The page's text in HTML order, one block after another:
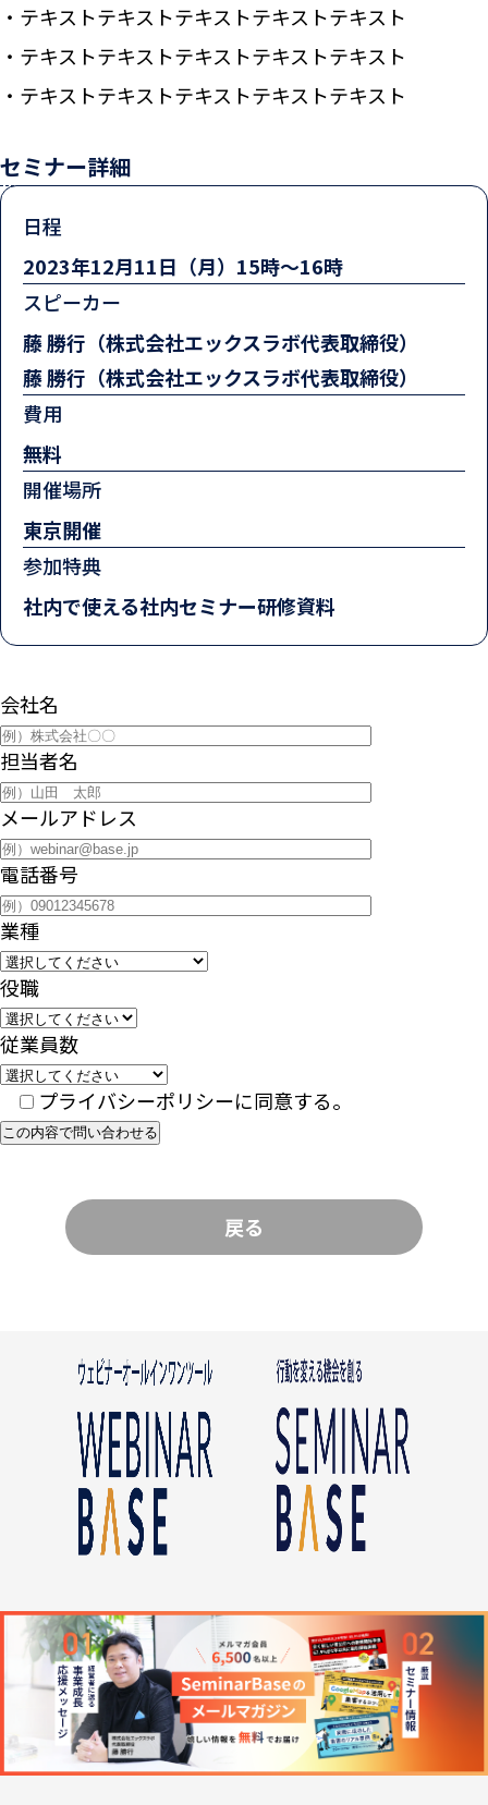
テキストテキストテキストテキストテキスト
テキストテキストテキストテキストテキスト
テキストテキストテキストテキストテキスト
セミナー詳細
日程
2023年12月11日（月）15時〜16時
スピーカー
藤 勝行（株式会社エックスラボ代表取締役）
藤 勝行（株式会社エックスラボ代表取締役）
費用
無料
開催場所
東京開催
参加特典
社内で使える社内セミナー研修資料
会社名
担当者名
メールアドレス
電話番号
業種
役職
従業員数
プライバシーポリシーに同意する。
この内容で問い合わせる
戻る